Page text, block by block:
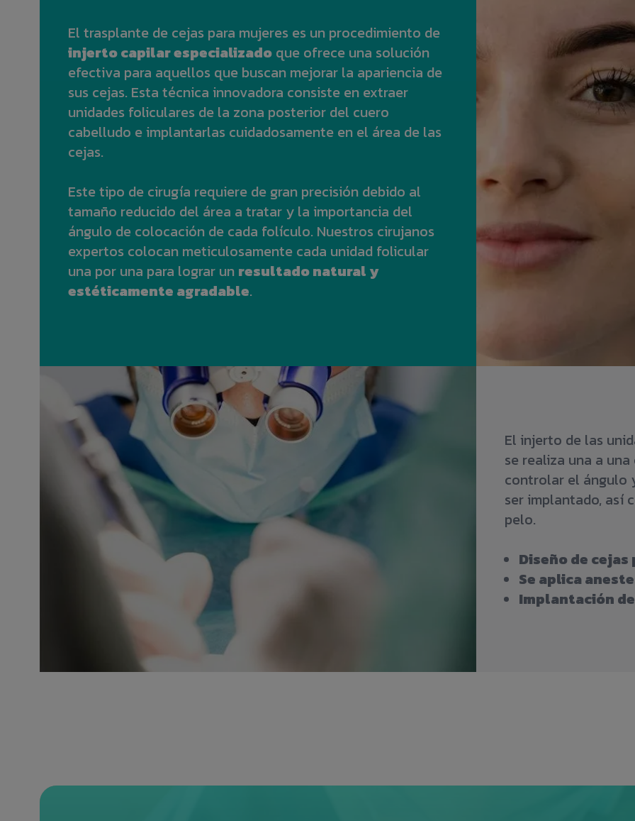
El trasplante de cejas para mujeres es un procedimiento de
injerto capilar especializado que ofrece una solución
efectiva para aquellos que buscan mejorar la apariencia de
sus cejas. Esta técnica innovadora consiste en extraer
unidades foliculares de la zona posterior del cuero
cabelludo e implantarlas cuidadosamente en el área de las
cejas.
Este tipo de cirugía requiere de gran precisión debido al
tamaño reducido del área a tratar y la importancia del
ángulo de colocación de cada folículo. Nuestros cirujanos
expertos colocan meticulosamente cada unidad folicular
una por una para lograr un resultado natural y
estéticamente agradable.
El injerto de las
se realiza una a una
controlar el ángulo
ser implantado, así
pelo.
Diseño de
Se aplica
Implantación